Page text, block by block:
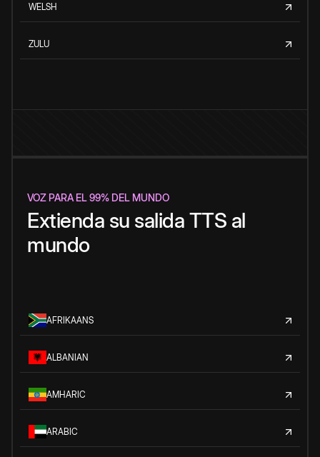
WELSH
ZULU
VOZ PARA EL 99% DEL MUNDO
Extienda su salida TTS al
mundo
AFRIKAANS
ALBANIAN
AMHARIC
ARABIC